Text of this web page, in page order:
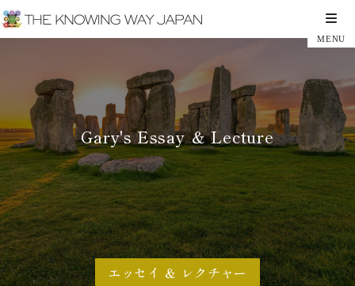
エッセイ ＆ レクチャー
Gary's Essay ＆ Lecture